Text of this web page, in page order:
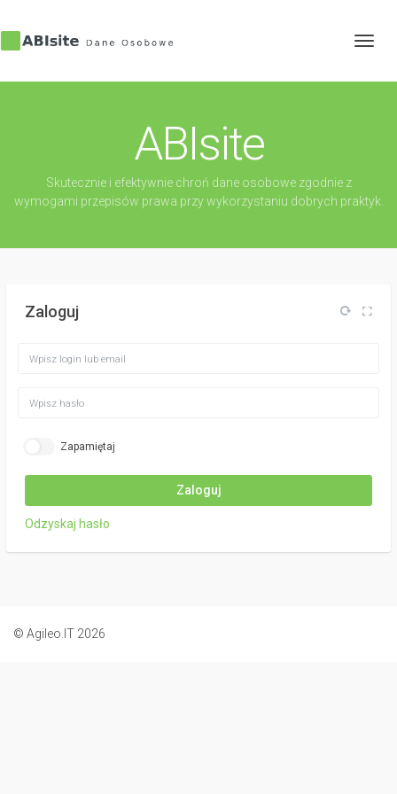
ABIsite
Skutecznie i efektywnie chroń dane osobowe zgodnie z
wymogami przepisów prawa przy wykorzystaniu dobrych praktyk.
Zaloguj
Zapamiętaj
Odzyskaj hasło
© Agileo.IT 2026